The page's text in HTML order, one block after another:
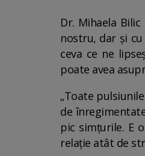
Dr. Mihaela
nostru, dar și
ceva ce ne
poate avea
„Toate
de
pic simțurile. E
relație atât de